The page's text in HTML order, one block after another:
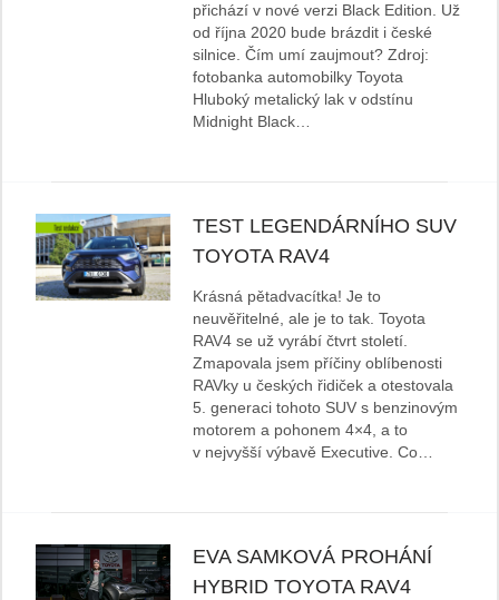
přichází v nové verzi Black Edition. Už
od října 2020 bude brázdit i české
silnice. Čím umí zaujmout? Zdroj:
fotobanka automobilky Toyota
Hluboký metalický lak v odstínu
Midnight Black…
TEST LEGENDÁRNÍHO SUV
TOYOTA RAV4
Krásná pětadvacítka! Je to
neuvěřitelné, ale je to tak. Toyota
RAV4 se už vyrábí čtvrt století.
Zmapovala jsem příčiny oblíbenosti
RAVky u českých řidiček a otestovala
5. generaci tohoto SUV s benzinovým
motorem a pohonem 4×4, a to
v nejvyšší výbavě Executive. Co…
EVA SAMKOVÁ PROHÁNÍ
HYBRID TOYOTA RAV4